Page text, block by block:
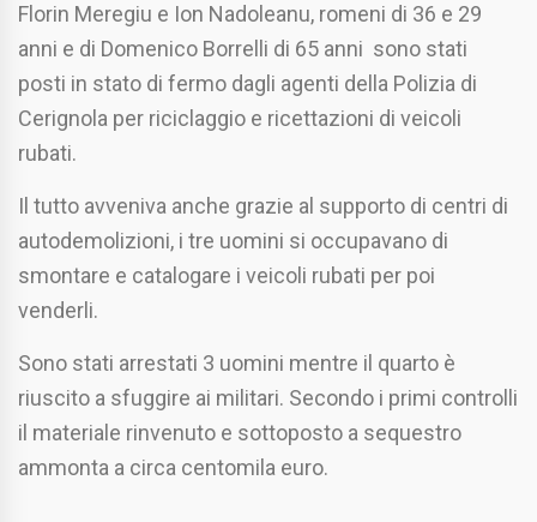
Florin Meregiu e Ion Nadoleanu, romeni di 36 e 29
anni e di Domenico Borrelli di 65 anni sono stati
posti in stato di fermo dagli agenti della Polizia di
Cerignola per riciclaggio e ricettazioni di veicoli
rubati.
Il tutto avveniva anche grazie al supporto di centri di
autodemolizioni, i tre uomini si occupavano di
smontare e catalogare i veicoli rubati per poi
venderli.
Sono stati arrestati 3 uomini mentre il quarto è
riuscito a sfuggire ai militari. Secondo i primi controlli
il materiale rinvenuto e sottoposto a sequestro
ammonta a circa centomila euro.